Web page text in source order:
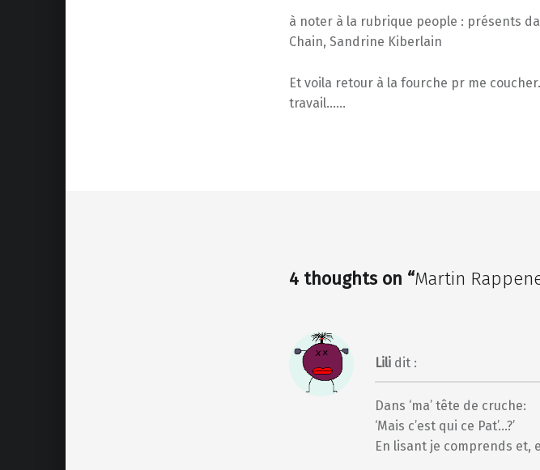
à noter à la rubrique people : présents
Chain, Sandrine Kiberlain
Et voila retour à la fourche pr me
travail……
4 thoughts on “Martin
Lili dit :
Dans ‘ma’ tête de cruche:
‘Mais c’est qui ce Pat’…?’
En lisant je comprends et,